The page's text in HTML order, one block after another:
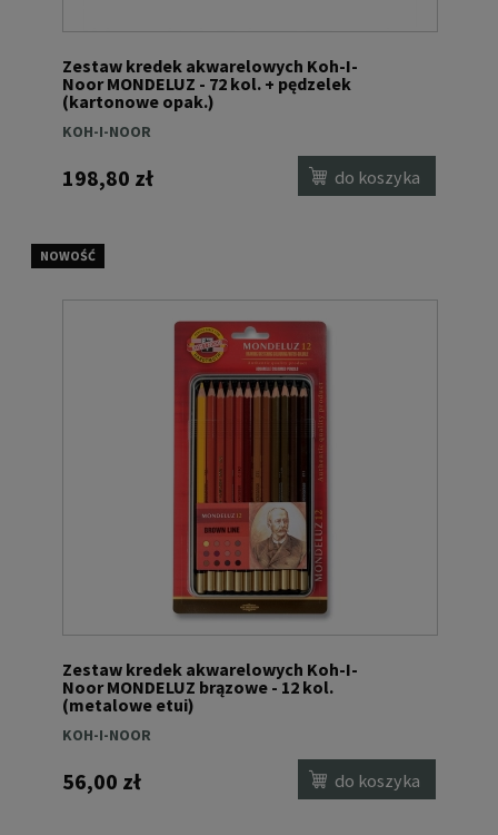
Zestaw kredek akwarelowych Koh-I-
Noor MONDELUZ - 72 kol. + pędzelek
(kartonowe opak.)
KOH-I-NOOR
198,80 zł do koszyka
Zestaw kredek akwarelowych Koh-I-
Noor MONDELUZ brązowe - 12 kol.
(metalowe etui)
KOH-I-NOOR
56,00 zł do koszyka
NOWOŚĆ